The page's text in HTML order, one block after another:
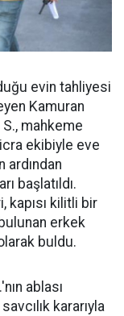
evin tahliyesi
Kamuran
S., mahkeme
ekibiyle eve
ardından
başlatıldı.
kilitli bir
erkek
buldu.
ablası
kararıyla